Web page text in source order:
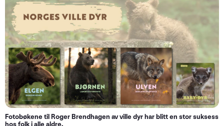
Fotobøkene til Roger Brendhagen av ville dyr har blitt en stor suksess
hos folk i alle aldre.